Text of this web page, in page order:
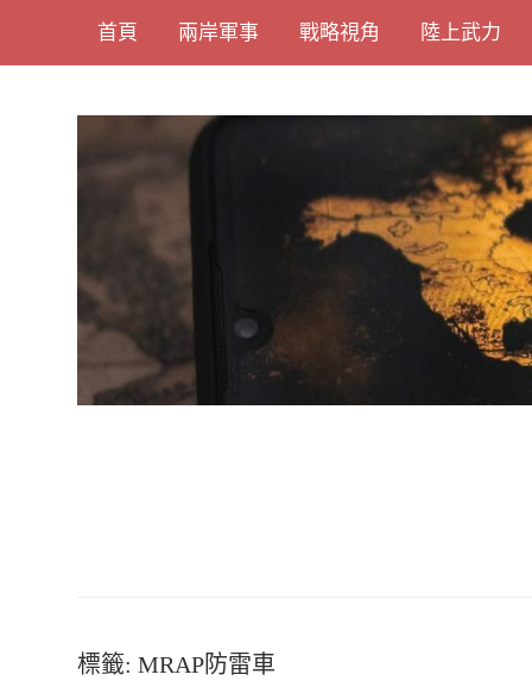
首頁 兩岸軍事 戰略視角 陸上武力
標籤: MRAP防雷車